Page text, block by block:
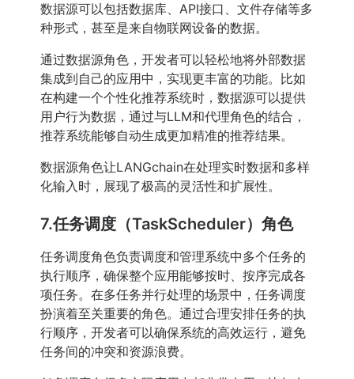
数据源可以包括数据库、API接口、文件存储等多
种形式，甚至是来自物联网设备的数据。
通过数据源角色，开发者可以轻松地将外部数据
集成到自己的应用中，实现更丰富的功能。比如
在构建一个个性化推荐系统时，数据源可以提供
用户行为数据，通过与LLM和代理角色的结合，
推荐系统能够自动生成更加精准的推荐结果。
数据源角色让LANGchain在处理实时数据和多样
化输入时，展现了极高的灵活性和扩展性。
7.任务调度（TaskScheduler）角色
任务调度角色负责调度和管理系统中多个任务的
执行顺序，确保整个应用能够按时、按序完成各
项任务。在多任务并行处理的场景中，任务调度
扮演着至关重要的角色。通过合理安排任务的执
行顺序，开发者可以确保系统的高效运行，避免
任务间的冲突和资源浪费。